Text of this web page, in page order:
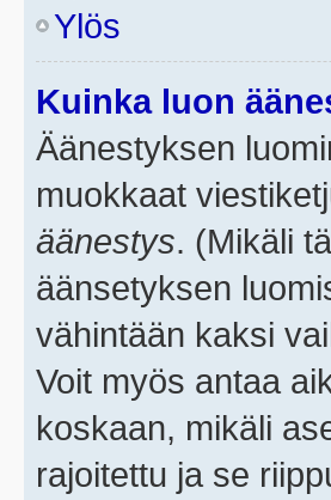
Ylös
Kuinka luon
Äänestyksen
muokkaat
äänestys. (Mikäli
äänsetyksen
vähintään kaksi
Voit myös antaa
koskaan, mikäli
rajoitettu ja se